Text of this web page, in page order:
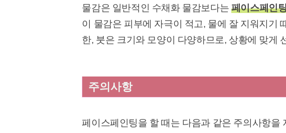
물감은 일반적인 수채화 물감보다는 페이스페인
이 물감은 피부에 자극이 적고, 물에 잘 지워지기
한, 붓은 크기와 모양이 다양하므로, 상황에 맞게
주의사항
페이스페인팅을 할 때는 다음과 같은 주의사항을